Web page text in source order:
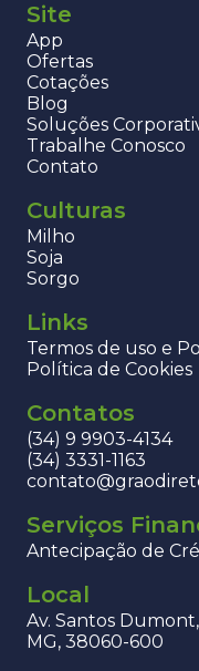
Site
App
Ofertas
Cotações
Blog
Soluções
Trabalhe Conosco
Contato
Culturas
Milho
Soja
Sorgo
Links
Termos de uso e
Política de Cookies
Contatos
(34) 9 9903-4134
(34) 3331-1163
Serviços
Antecipação de
Local
Av. Santos
MG, 38060-600